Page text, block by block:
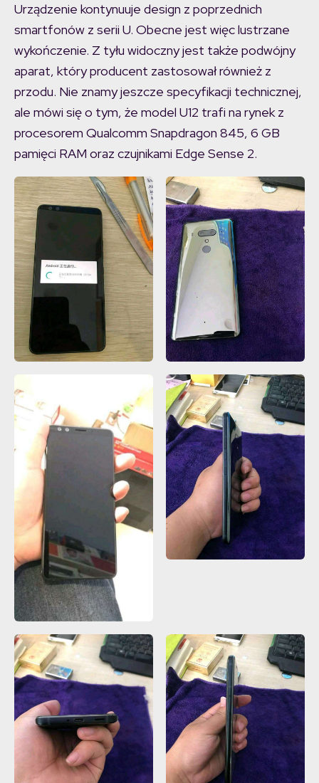
Urządzenie kontynuuje design z poprzednich
smartfonów z serii U. Obecne jest więc lustrzane
wykończenie. Z tyłu widoczny jest także podwójny
aparat, który producent zastosował również z
przodu. Nie znamy jeszcze specyfikacji technicznej,
ale mówi się o tym, że model U12 trafi na rynek z
procesorem Qualcomm Snapdragon 845, 6 GB
pamięci RAM oraz czujnikami Edge Sense 2.